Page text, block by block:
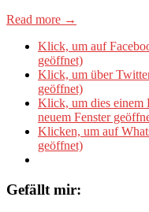
Read more →
Klick, um auf
geöffnet)
Klick, um über
geöffnet)
Klick, um dies einem
neuem Fenster
Klicken, um auf
geöffnet)
Gefällt mir: